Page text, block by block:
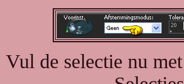
Vul de selectie nu